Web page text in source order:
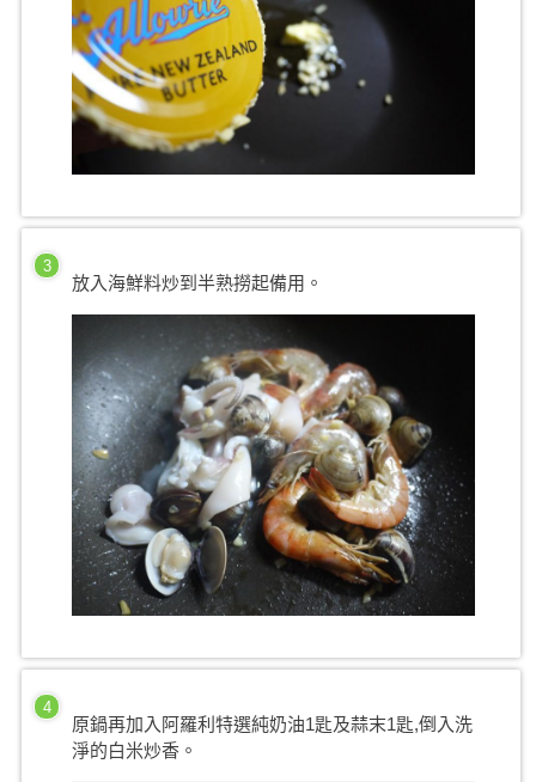
3
放入海鮮料炒到半熟撈起備用。
4
原鍋再加入阿羅利特選純奶油1匙及蒜末1匙,倒入洗
淨的白米炒香。